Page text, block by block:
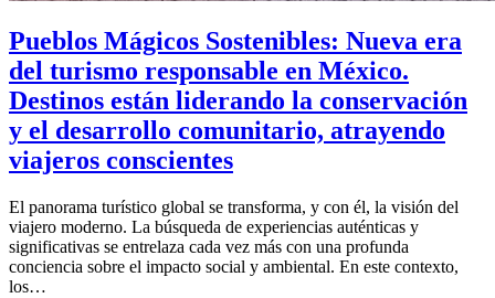
Pueblos Mágicos Sostenibles: Nueva era
del turismo responsable en México.
Destinos están liderando la conservación
y el desarrollo comunitario, atrayendo
viajeros conscientes
El panorama turístico global se transforma, y con él, la visión del
viajero moderno. La búsqueda de experiencias auténticas y
significativas se entrelaza cada vez más con una profunda
conciencia sobre el impacto social y ambiental. En este contexto,
los…